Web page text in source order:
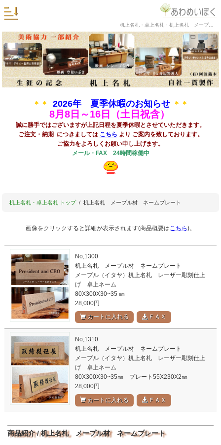
机上名札・卓上名札・机上名札 メープル材 ネームプレートの阿波銘木
＊＊ 2026年 夏季休暇のお知らせ ＊＊
8月8日～16日（土日祝含）
誠に勝手ではございますが上記日程を夏季休暇とさせていただきます。
ご注文・納期 につきましては こちら より ご案内を致しております。
ご協力をよろしくお願い申し上げます。
メール・FAX 24時間稼働中
机上名札・卓上名札 トップ 机上名札 メープル材 ネームプレート
画像をクリックすると詳細が表示されます(商品概要はこちら)。
No,1300
机上名札 メープル材 ネームプレート
メープル（イタヤ）机上名札 レーザー彫刻仕上
げ 卓上ネーム
80X300X30~35 ㎜
28,000円
カートに入れる
ＦＡＸ
No,1310
机上名札 メープル材 ネームプレート
メープル（イタヤ）机上名札 レーザー彫刻仕上
げ 卓上ネーム
80X300X30~35㎜ プレート55X230X2㎜
28,000円
カートに入れる
ＦＡＸ
商品紹介 / 机上名札 メープル材 ネームプレート